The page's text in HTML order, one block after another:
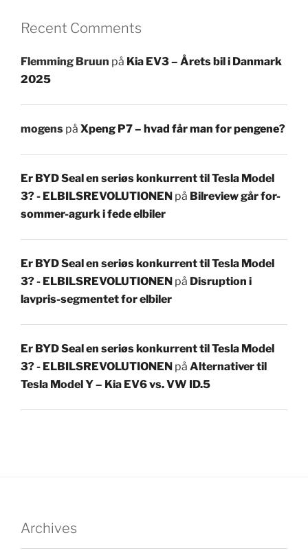
Recent Comments
Flemming Bruun på Kia EV3 – Årets bil i Danmark
2025
mogens på Xpeng P7 – hvad får man for pengene?
Er BYD Seal en seriøs konkurrent til Tesla Model
3? - ELBILSREVOLUTIONEN på Bilreview går for-
sommer-agurk i fede elbiler
Er BYD Seal en seriøs konkurrent til Tesla Model
3? - ELBILSREVOLUTIONEN på Disruption i
lavpris-segmentet for elbiler
Er BYD Seal en seriøs konkurrent til Tesla Model
3? - ELBILSREVOLUTIONEN på Alternativer til
Tesla Model Y – Kia EV6 vs. VW ID.5
Archives